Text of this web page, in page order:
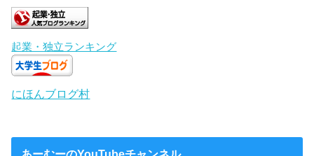
起業・独立ランキング
にほんブログ村